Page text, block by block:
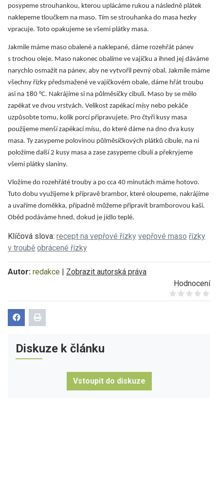
posypeme strouhankou, kterou uplácáme rukou a následně plátek
naklepeme tloučkem na maso. Tím se strouhanka do masa hezky
vpracuje. Toto opakujeme se všemi plátky masa.
Jakmile máme maso obalené a naklepané, dáme rozehřát pánev
s trochou oleje. Maso nakonec obalíme ve vajíčku a ihned jej dáváme
narychlo osmažit na pánev, aby ne vytvořil pevný obal. Jakmile máme
všechny řízky předsmažené ve vajíčkovém obale, dáme hřát troubu
asi na 180 °C. Nakrájíme si na půlměsíčky cibuli. Maso by se mělo
zapékat ve dvou vrstvách. Velikost zapékací mísy nebo pekáče
uzpůsobte tomu, kolik porcí připravujete. Pro čtyři kusy masa
použijeme menší zapékací mísu, do které dáme na dno dva kusy
masa. Ty zasypeme polovinou půlměsíčkových plátků cibule, na ni
položíme další 2 kusy masa a zase zasypeme cibulí a překryjeme
všemi plátky slaniny.
Vložíme do rozehřáté trouby a po cca 40 minutách máme hotovo.
Tuto dobu využijeme k přípravě brambor, které oloupeme, nakrájíme
a uvaříme doměkka, případně můžeme připravit bramborovou kaši.
Oběd podáváme hned, dokud je jídlo teplé.
Klíčová slova: recept na vepřové řízky vepřové maso řízky
v troubě obrácené řízky
Autor: redakce | Zobrazit autorská práva
Hodnocení
Give it 1/5
Give it 2/5
Give it 3/5
Give it 4/5
Give it 5/5
Diskuze k článku
Vstoupit do diskuze